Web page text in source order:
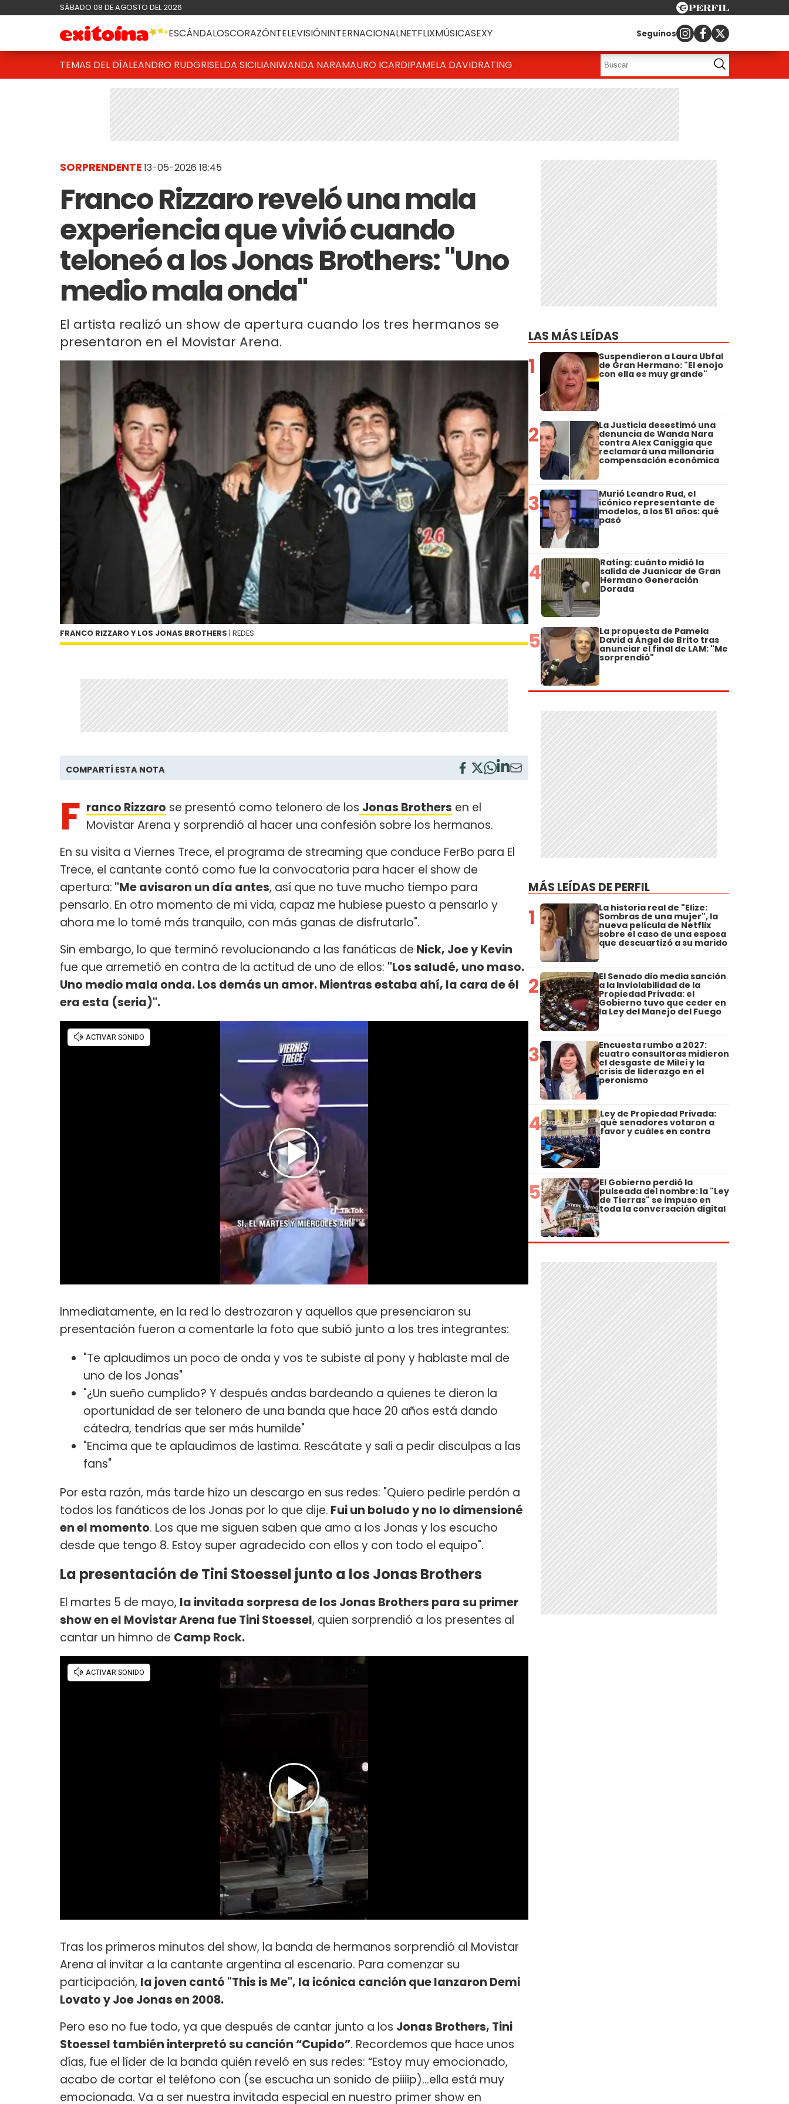
SÁBADO 08 DE AGOSTO DEL 2026
ESCÁNDALOSCORAZÓNTELEVISIÓNINTERNACIONALNETFLIXMÚSICASEXY Seguinos
TEMAS DEL DÍALEANDRO RUDGRISELDA SICILIANIWANDA NARAMAURO ICARDIPAMELA DAVIDRATING
SORPRENDENTE13-05-2026 18:45
Franco Rizzaro reveló una mala
experiencia que vivió cuando
teloneó a los Jonas Brothers: "Uno
medio mala onda"
El artista realizó un show de apertura cuando los tres hermanos se
presentaron en el Movistar Arena.
FRANCO RIZZARO Y LOS JONAS BROTHERS | REDES
COMPARTÍ ESTA NOTA
F ranco Rizzaro se presentó como telonero de los Jonas Brothers en el
Movistar Arena y sorprendió al hacer una confesión sobre los hermanos.
En su visita a Viernes Trece, el programa de streaming que conduce FerBo para El
Trece, el cantante contó como fue la convocatoria para hacer el show de
apertura: "Me avisaron un día antes, así que no tuve mucho tiempo para
pensarlo. En otro momento de mi vida, capaz me hubiese puesto a pensarlo y
ahora me lo tomé más tranquilo, con más ganas de disfrutarlo".
Sin embargo, lo que terminó revolucionando a las fanáticas de Nick, Joe y Kevin
fue que arremetió en contra de la actitud de uno de ellos: "Los saludé, uno maso.
Uno medio mala onda. Los demás un amor. Mientras estaba ahí, la cara de él
era esta (seria)".
Inmediatamente, en la red lo destrozaron y aquellos que presenciaron su
presentación fueron a comentarle la foto que subió junto a los tres integrantes:
"Te aplaudimos un poco de onda y vos te subiste al pony y hablaste mal de
uno de los Jonas"
"¿Un sueño cumplido? Y después andas bardeando a quienes te dieron la
oportunidad de ser telonero de una banda que hace 20 años está dando
cátedra, tendrías que ser más humilde"
"Encima que te aplaudimos de lastima. Rescátate y sali a pedir disculpas a las
fans"
Por esta razón, más tarde hizo un descargo en sus redes: "Quiero pedirle perdón a
todos los fanáticos de los Jonas por lo que dije. Fui un boludo y no lo dimensioné
en el momento. Los que me siguen saben que amo a los Jonas y los escucho
desde que tengo 8. Estoy super agradecido con ellos y con todo el equipo".
La presentación de Tini Stoessel junto a los Jonas Brothers
El martes 5 de mayo, la invitada sorpresa de los Jonas Brothers para su primer
show en el Movistar Arena fue Tini Stoessel, quien sorprendió a los presentes al
cantar un himno de Camp Rock.
Tras los primeros minutos del show, la banda de hermanos sorprendió al Movistar
Arena al invitar a la cantante argentina al escenario. Para comenzar su
participación, la joven cantó "This is Me", la icónica canción que lanzaron Demi
Lovato y Joe Jonas en 2008.
Pero eso no fue todo, ya que después de cantar junto a los Jonas Brothers, Tini
Stoessel también interpretó su canción “Cupido”. Recordemos que hace unos
días, fue el líder de la banda quién reveló en sus redes: “Estoy muy emocionado,
acabo de cortar el teléfono con (se escucha un sonido de piiiip)...ella está muy
emocionada. Va a ser nuestra invitada especial en nuestro primer show en
LAS MÁS LEÍDAS
1 Suspendieron a Laura Ubfal
de Gran Hermano: "El enojo
con ella es muy grande"
2 La Justicia desestimó una
denuncia de Wanda Nara
contra Alex Caniggia que
reclamará una millonaria
compensación económica
3 Murió Leandro Rud, el
icónico representante de
modelos, a los 51 años: qué
pasó
4 Rating: cuánto midió la
salida de Juanicar de Gran
Hermano Generación
Dorada
5 La propuesta de Pamela
David a Ángel de Brito tras
anunciar el final de LAM: "Me
sorprendió"
MÁS LEÍDAS DE PERFIL
1 La historia real de "Elize:
Sombras de una mujer", la
nueva película de Netflix
sobre el caso de una esposa
que descuartizó a su marido
2 El Senado dio media sanción
a la Inviolabilidad de la
Propiedad Privada: el
Gobierno tuvo que ceder en
la Ley del Manejo del Fuego
3 Encuesta rumbo a 2027:
cuatro consultoras midieron
el desgaste de Milei y la
crisis de liderazgo en el
peronismo
4 Ley de Propiedad Privada:
qué senadores votaron a
favor y cuáles en contra
5 El Gobierno perdió la
pulseada del nombre: la "Ley
de Tierras" se impuso en
toda la conversación digital